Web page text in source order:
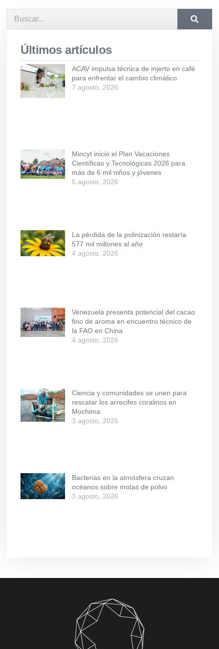
Últimos artículos
ACAV impulsa técnica de injerto en café
para enfrentar el cambio climático
7 agosto, 2026
Mincyt inició el Plan Vacaciones
Científicas y Tecnológicas 2026 para
más de 6 mil niños y jóvenes
5 agosto, 2026
La pérdida de la polinización restaría
577 mil millones al año
4 agosto, 2026
Venezuela presenta potencial del cacao
fino de aroma en encuentro técnico de
la FAO en China
4 agosto, 2026
Ciencia y comunidades se unen para
rescatar los arrecifes coralinos en
Mochima
3 agosto, 2026
Bacterias en la atmósfera cruzan
océanos sobre motas de polvo
3 agosto, 2026